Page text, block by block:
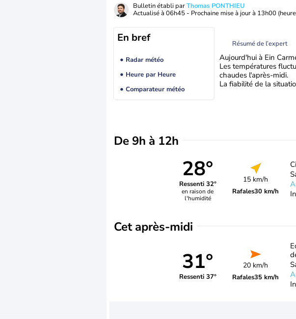
Bulletin établi parThomas PONTHIEU
Actualisé à 06h45 - Prochaine mise à jour à 13h00
En bref
Radar météo
Heure par Heure
Comparateur météo
Résumé de l’expert
Aujourd'hui à Ein
Les températures
chaudes l'après-midi.
La fiabilité de la
De 9h à 12h
28°
Ressenti 32°
en raison de
l'humidité
15 km/h
Rafales30 km/h
Cet après-midi
31°
Ressenti 37°
20 km/h
Rafales35 km/h